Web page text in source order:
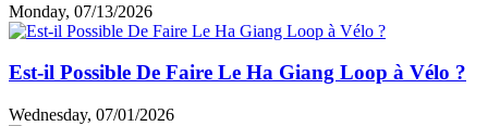
Monday, 07/13/2026
Est-il Possible De Faire Le Ha Giang Loop à Vélo ?
Wednesday, 07/01/2026